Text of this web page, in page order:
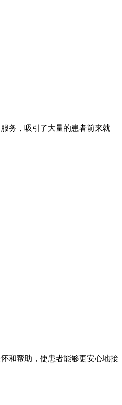
务，吸引了大量的患者前来就
和帮助，使患者能够更安心地接